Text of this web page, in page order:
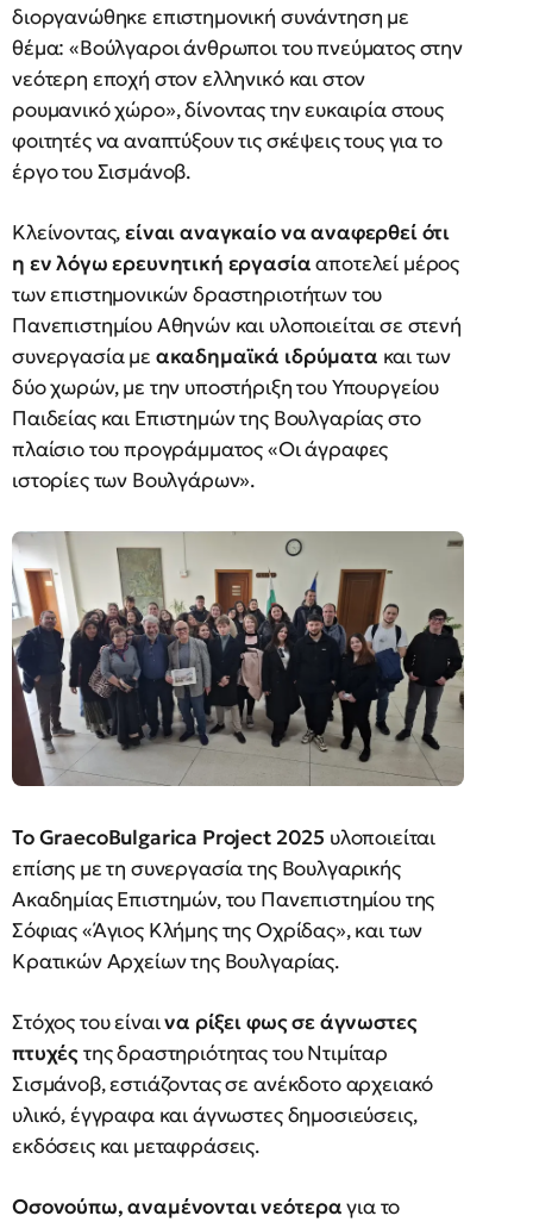
διοργανώθηκε επιστημονική συνάντηση με
θέμα: «Βούλγαροι άνθρωποι του πνεύματος στην
νεότερη εποχή στον ελληνικό και στον
ρουμανικό χώρο», δίνοντας την ευκαιρία στους
φοιτητές να αναπτύξουν τις σκέψεις τους για το
έργο του Σισμάνοβ.
Κλείνοντας,είναι αναγκαίο να αναφερθεί ότι
η εν λόγω ερευνητική εργασίααποτελεί μέρος
των επιστημονικών δραστηριοτήτων του
Πανεπιστημίου Αθηνών και υλοποιείται σε στενή
συνεργασία με ακαδημαϊκά ιδρύματα και των
δύο χωρών, με την υποστήριξη του Υπουργείου
Παιδείας και Επιστημών της Βουλγαρίας στο
πλαίσιο του προγράμματος «Οι άγραφες
ιστορίες των Βουλγάρων».
Το GraecoBulgarica Project 2025 υλοποιείται
επίσης με τη συνεργασία της Βουλγαρικής
Ακαδημίας Επιστημών, του Πανεπιστημίου της
Σόφιας «Άγιος Κλήμης της Οχρίδας», και των
Κρατικών Αρχείων της Βουλγαρίας.
Στόχος του είναινα ρίξει φως σε άγνωστες
πτυχέςτης δραστηριότητας του Ντιμίταρ
Σισμάνοβ, εστιάζοντας σε ανέκδοτο αρχειακό
υλικό, έγγραφα και άγνωστες δημοσιεύσεις,
εκδόσεις και μεταφράσεις.
Οσονούπω, αναμένονται νεότεραγια το